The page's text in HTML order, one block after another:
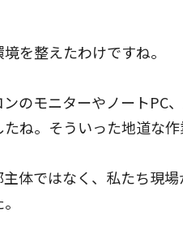
境を整えたわけですね。
のモニターやノートPC
ね。そういった地道な
体ではなく、私たち現